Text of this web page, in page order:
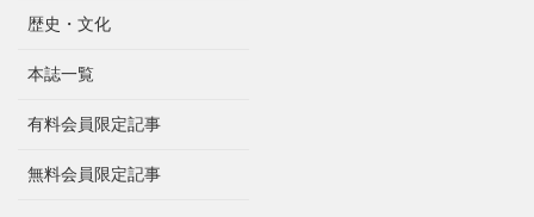
歴史・文化
本誌一覧
有料会員限定記事
無料会員限定記事